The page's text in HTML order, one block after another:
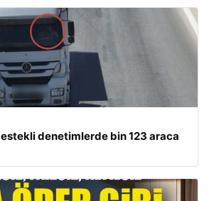
denetimlerde bin 123 araca